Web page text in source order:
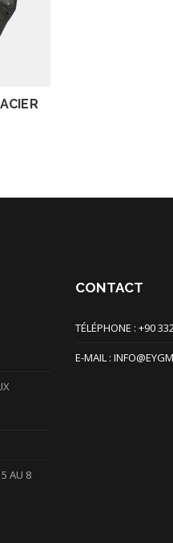
AU 8
CONTACT
TÉLÉPHONE : +90
E-MAIL :